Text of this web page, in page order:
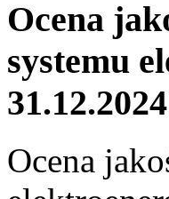
Ocena
systemu
Ocena